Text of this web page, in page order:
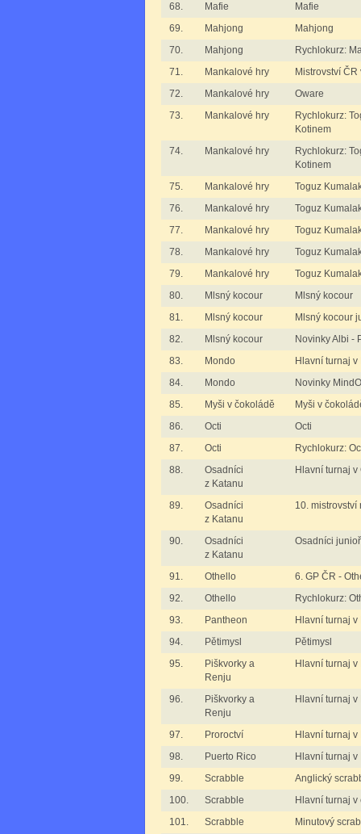
68.
Mafie
Mafie
69.
Mahjong
Mahjong
70.
Mahjong
Rychlokurz:
71.
Mankalové hry
Mistrovství
72.
Mankalové hry
Oware
73.
Mankalové hry
Rychlokurz:
Kotinem
74.
Mankalové hry
Rychlokurz:
Kotinem
75.
Mankalové hry
Toguz
76.
Mankalové hry
Toguz
77.
Mankalové hry
Toguz
78.
Mankalové hry
Toguz
79.
Mankalové hry
Toguz
80.
Mlsný kocour
Mlsný kocour
81.
Mlsný kocour
Mlsný kocour
82.
Mlsný kocour
Novinky Albi -
83.
Mondo
Hlavní turnaj v
84.
Mondo
Novinky
85.
Myši v čokoládě
Myši v
86.
Octi
Octi
87.
Octi
Rychlokurz:
88.
Osadníci
z Katanu
Hlavní turnaj
89.
Osadníci
z Katanu
10.
90.
Osadníci
z Katanu
Osadníci
91. Othello
6. GP ČR -
92.
Othello
Rychlokurz:
93.
Pantheon
Hlavní turnaj
94.
Pětimysl
Pětimysl
95.
Piškvorky a
Renju
Hlavní turnaj
96.
Piškvorky a
Renju
Hlavní turnaj v
97. Proroctví
Hlavní turnaj v
98.
Puerto Rico
Hlavní turnaj v
99.
Scrabble
Anglický
100.
Scrabble
Hlavní turnaj
101.
Scrabble Minutový